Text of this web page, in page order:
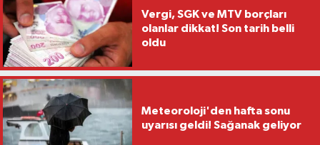
Vergi, SGK ve MTV borçları
olanlar dikkat! Son tarih belli
oldu
Meteoroloji'den hafta sonu
uyarısı geldi! Sağanak geliyor